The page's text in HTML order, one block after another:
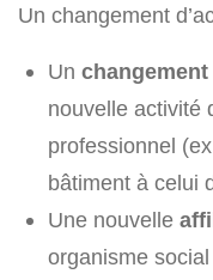
Un changement
Un
nouvelle activité
professionnel
bâtiment à celui
Une nouvelle
organisme